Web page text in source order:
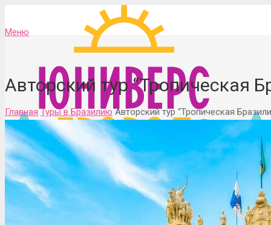
Меню
Авторский тур “Тропическая
Главная Туры в Бразилию Авторский тур “Тропическая